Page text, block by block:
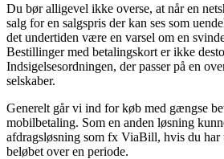
Du bør alligevel ikke overse, at når en
salg for en salgspris der kan ses som
det undertiden være en varsel om en
Bestillinger med betalingskort er ikke
Indsigelsesordningen, der passer på en
selskaber.
Generelt går vi ind for køb med gængse
mobilbetaling. Som en anden løsning
afdragsløsning som fx ViaBill, hvis du har
beløbet over en periode.